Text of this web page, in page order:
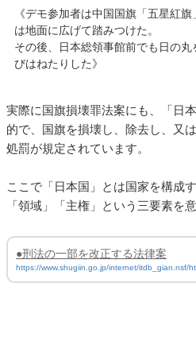
《デモ参加者は中国国旗「五星紅
は地面に広げて踏みつけた。
その後、日本総領事館前でも日の
びはねたりした》
実際に国旗損壊罪法案にも、「日
的で、国旗を損壊し、除去し、又
処罰が規定されています。
ここで「日本国」とは国家を構成
「領域」「主権」という三要素を
●刑法の一部を改正する法律案
https://www.shugiin.go.jp/internet/itdb_gian.nsf/